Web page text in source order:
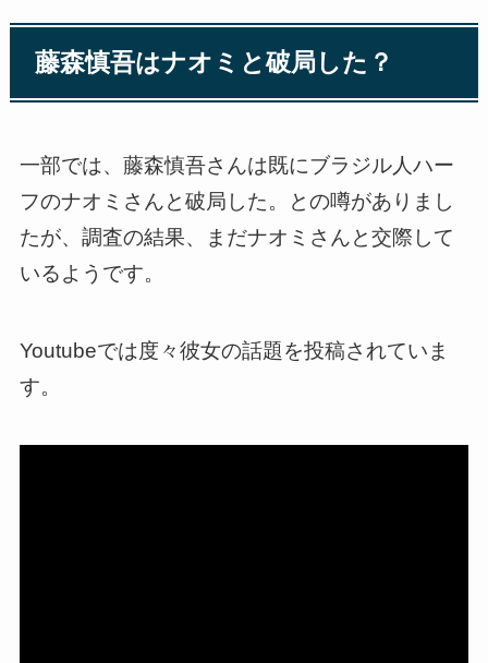
藤森慎吾はナオミと破局した？
一部では、藤森慎吾さんは既にブラジル人ハー
フのナオミさんと破局した。との噂がありまし
たが、調査の結果、まだナオミさんと交際して
いるようです。
Youtubeでは度々彼女の話題を投稿されていま
す。